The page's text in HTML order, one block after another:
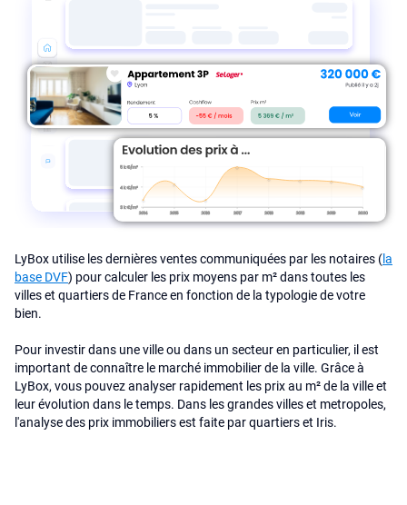
LyBox utilise les dernières ventes communiquées par les notaires (la
base DVF) pour calculer les prix moyens par m² dans toutes les
villes et quartiers de France en fonction de la typologie de votre
bien.
Pour investir dans une ville ou dans un secteur en particulier, il est
important de connaître le marché immobilier de la ville. Grâce à
LyBox, vous pouvez analyser rapidement les prix au m² de la ville et
leur évolution dans le temps. Dans les grandes villes et metropoles,
l'analyse des prix immobiliers est faite par quartiers et Iris.